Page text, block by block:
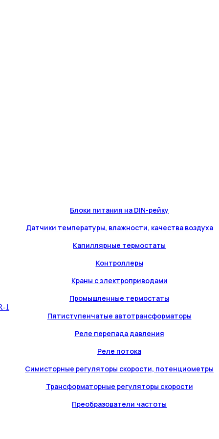
Блоки питания на DIN-рейку
Датчики температуры, влажности, качества воздуха
Капиллярные термостаты
Контроллеры
Краны с электроприводами
Промышленные термостаты
Пятиступенчатые автотрансформаторы
Реле перепада давления
Реле потока
Симисторные регуляторы скорости, потенциометры
Трансформаторные регуляторы скорости
Преобразователи частоты